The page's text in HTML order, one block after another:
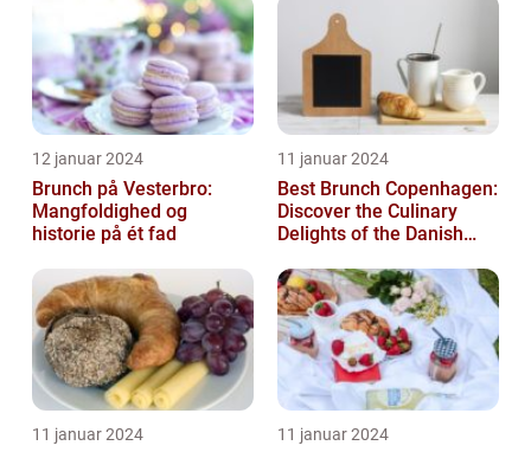
12 januar 2024
Brunch på Vesterbro:
Mangfoldighed og
historie på ét fad
11 januar 2024
Best Brunch Copenhagen:
Discover the Culinary
Delights of the Danish
11 januar 2024 11 januar 2024